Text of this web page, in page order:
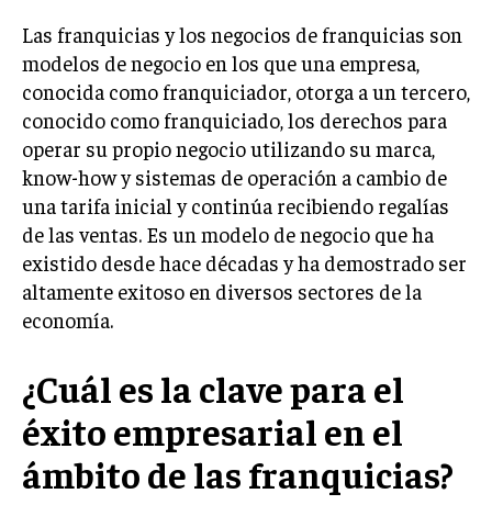
LIFESTYLE
MARKETING
ESTRATEGIAS DE MARKETING
AGENCIAS DE MARKETING
AGENCIAS DE POSICIONAMIENTO WEB SEO
MARKETING DIGITAL
PUBLICIDAD
VENTAS Y PERSUASIÓN
Las franquicias y los negocios de franquicias son
modelos de negocio en los que una empresa,
conocida como franquiciador, otorga a un tercero,
conocido como franquiciado, los derechos para
operar su propio negocio utilizando su marca,
know-how y sistemas de operación a cambio de
una tarifa inicial y continúa recibiendo regalías
de las ventas. Es un modelo de negocio que ha
existido desde hace décadas y ha demostrado ser
altamente exitoso en diversos sectores de la
economía.
¿Cuál es la clave para el
éxito empresarial en el
ámbito de las franquicias?